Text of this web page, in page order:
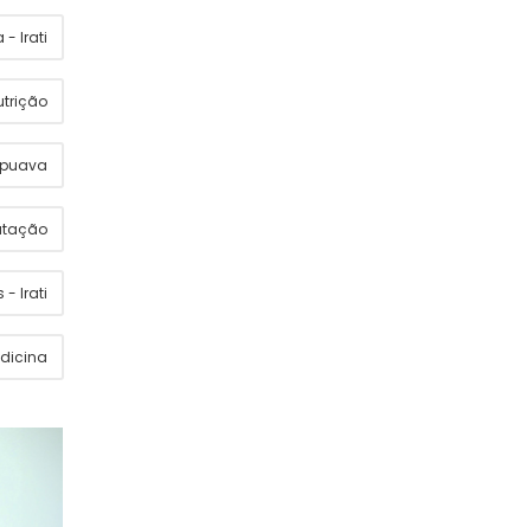
- Irati
- Irati